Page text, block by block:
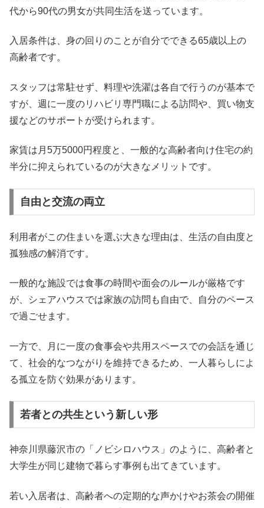
代から90代の男女が共同生活を送っています。
入居条件は、身の回りのことが自分でできる65歳以上の
高齢者です。
スタッフは常駐せず、料理や洗濯は各自で行うのが基本で
すが、週に一度のリハビリ専門職による訪問や、買い物支
援などのサポートが受けられます。
家賃は月5万5000円程度と、一般的な高齢者向け住宅の約
半分に抑えられているのが大きなメリットです。
自由と交流の両立
利用者がこの住まいを選ぶ大きな理由は、生活の自由度と
孤独感の解消です。
一般的な施設では食事の時間や面会のルールが厳格です
が、シェアハウスでは家族の訪問も自由で、自分のペース
で過ごせます。
一方で、月に一度の食事会や共用スペースでの会話を通じ
て、社会的なつながりを維持できるため、一人暮らしによ
る孤立を防ぐ効果があります。
若者との共生という新しい形
神奈川県藤沢市の「ノビシロハウス」のように、高齢者と
大学生が同じ建物で暮らす事例も出てきています。
若い入居者は、高齢者への定期的な声かけやお茶会の開催